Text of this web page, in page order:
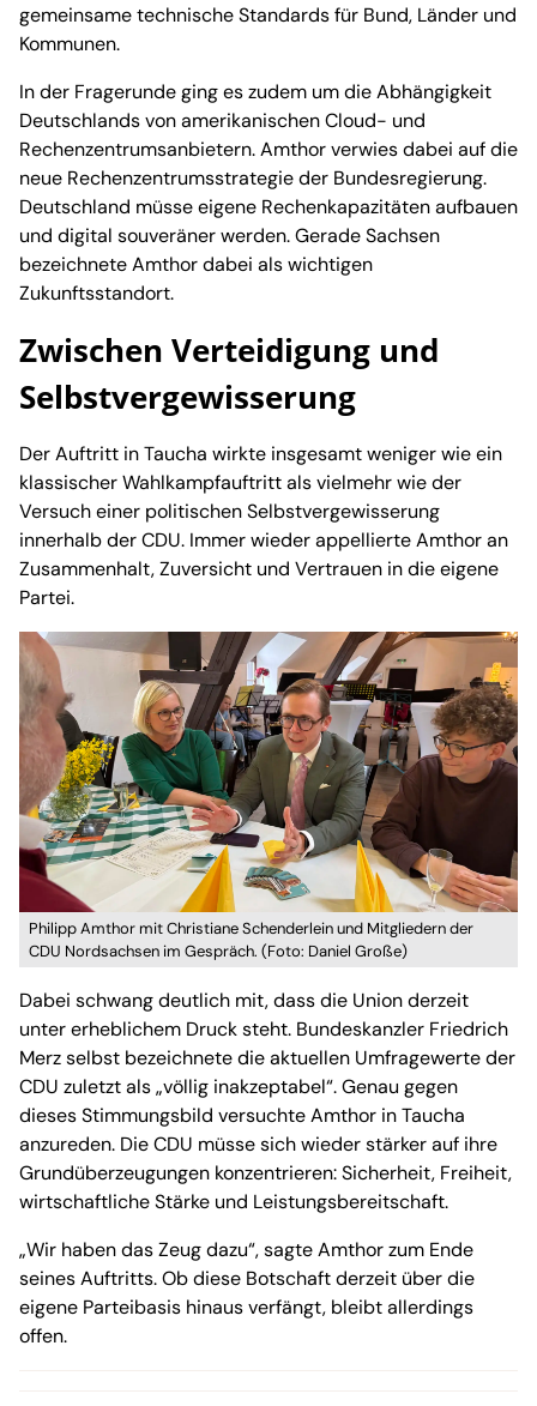
gemeinsame technische Standards für Bund, Länder und
Kommunen.
In der Fragerunde ging es zudem um die Abhängigkeit
Deutschlands von amerikanischen Cloud- und
Rechenzentrumsanbietern. Amthor verwies dabei auf die
neue Rechenzentrumsstrategie der Bundesregierung.
Deutschland müsse eigene Rechenkapazitäten aufbauen
und digital souveräner werden. Gerade Sachsen
bezeichnete Amthor dabei als wichtigen
Zukunftsstandort.
Zwischen Verteidigung und
Selbstvergewisserung
Der Auftritt in Taucha wirkte insgesamt weniger wie ein
klassischer Wahlkampfauftritt als vielmehr wie der
Versuch einer politischen Selbstvergewisserung
innerhalb der CDU. Immer wieder appellierte Amthor an
Zusammenhalt, Zuversicht und Vertrauen in die eigene
Partei.
Philipp Amthor mit Christiane Schenderlein und Mitgliedern der
CDU Nordsachsen im Gespräch. (Foto: Daniel Große)
Dabei schwang deutlich mit, dass die Union derzeit
unter erheblichem Druck steht. Bundeskanzler Friedrich
Merz selbst bezeichnete die aktuellen Umfragewerte der
CDU zuletzt als „völlig inakzeptabel“. Genau gegen
dieses Stimmungsbild versuchte Amthor in Taucha
anzureden. Die CDU müsse sich wieder stärker auf ihre
Grundüberzeugungen konzentrieren: Sicherheit, Freiheit,
wirtschaftliche Stärke und Leistungsbereitschaft.
„Wir haben das Zeug dazu“, sagte Amthor zum Ende
seines Auftritts. Ob diese Botschaft derzeit über die
eigene Parteibasis hinaus verfängt, bleibt allerdings
offen.